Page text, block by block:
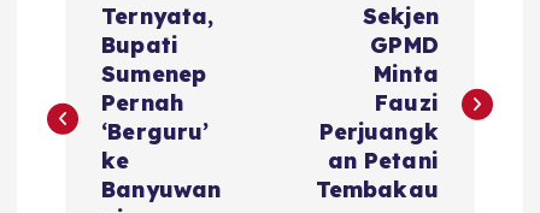
v
Ternyata,
Bupati
Sumenep
Pernah
‘Berguru’
ke
Banyuwan
Sekjen
GPMD
Minta
Fauzi
Perjuangk
an Petani
Tembakau